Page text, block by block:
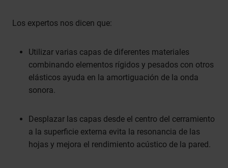
Los expertos nos dicen que:
Utilizar varias capas de diferentes materiales
combinando elementos rígidos y pesados con otros
elásticos ayuda en la amortiguación de la onda
sonora.
Desplazar las capas desde el centro del cerramiento
a la superficie externa evita la resonancia de las
hojas y mejora el rendimiento acústico de la pared.